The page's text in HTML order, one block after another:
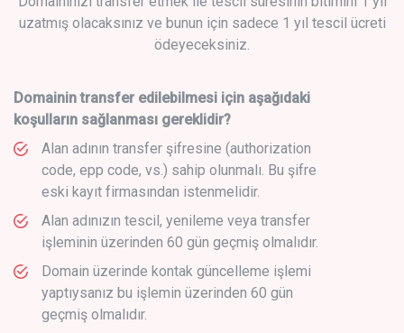
uzatmış olacaksınız ve bunun için sadece 1 yıl tescil ücreti
ödeyeceksiniz.
Domainin transfer edilebilmesi için aşağıdaki
koşulların sağlanması gereklidir?
Alan adının transfer şifresine (authorization
code, epp code, vs.) sahip olunmalı. Bu şifre
eski kayıt firmasından istenmelidir.
Alan adınızın tescil, yenileme veya transfer
işleminin üzerinden 60 gün geçmiş olmalıdır.
Domain üzerinde kontak güncelleme işlemi
yaptıysanız bu işlemin üzerinden 60 gün
geçmiş olmalıdır.